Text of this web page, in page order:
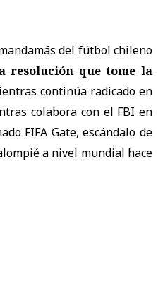
del fútbol chileno
resolución que tome la
continúa radicado en
colabora con el FBI en
FIFA Gate, escándalo de
a nivel mundial hace